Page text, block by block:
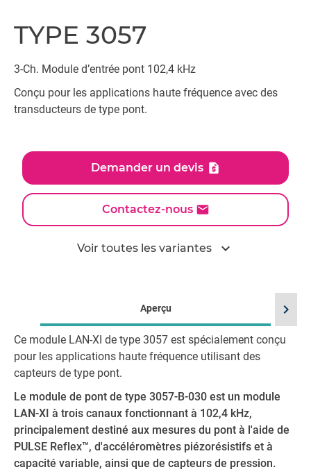
TYPE 3057
3-Ch. Module d’entrée pont 102,4 kHz
Conçu pour les applications haute fréquence avec des
transducteurs de type pont.
Demander un devis
Contactez-nous
Voir toutes les variantes expand_more
Aperçu
Ce module LAN-XI de type 3057 est spécialement conçu
pour les applications haute fréquence utilisant des
capteurs de type pont.
Le module de pont de type 3057-B-030 est un module
LAN-XI à trois canaux fonctionnant à 102,4 kHz,
principalement destiné aux mesures du pont à l'aide de
PULSE Reflex™, d'accéléromètres piézorésistifs et à
capacité variable, ainsi que de capteurs de pression.
chevron_right